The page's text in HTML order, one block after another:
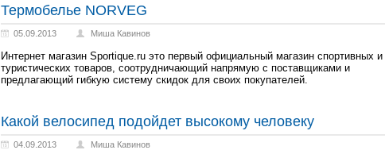
Термобелье NORVEG
05.09.2013 Миша Кавинов
Интернет магазин Sportique.ru это первый официальный магазин спортивных и
туристических товаров, соотрудничающий напрямую с поставщиками и
предлагающий гибкую систему скидок для своих покупателей.
Какой велосипед подойдет высокому человеку
04.09.2013 Миша Кавинов